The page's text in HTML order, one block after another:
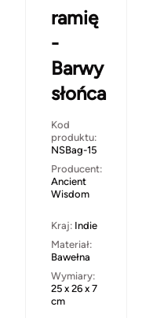
ramię
-
Barwy
słońca
Kod
produktu:
NSBag-15
Producent:
Ancient
Wisdom
Kraj: Indie
Materiał:
Bawełna
Wymiary:
25 x 26 x 7
cm